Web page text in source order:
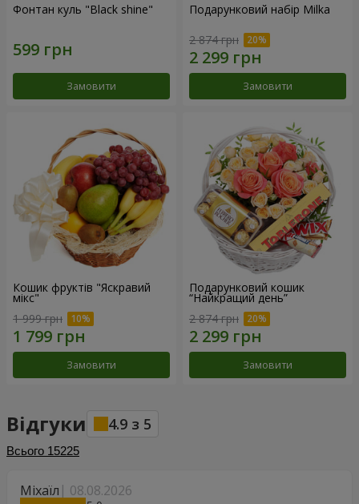
Фонтан куль "Black shine"
Замовити
Подарунковий набір Milka
2 874 грн
Замовити
Кошик фруктів "Яскравий
мікс"
1 999 грн
Замовити
Подарунковий кошик
“Найкращий день”
2 874 грн
Замовити
Відгуки 4.9 з 5
Всього 15225
Міхаїл 08.08.2026